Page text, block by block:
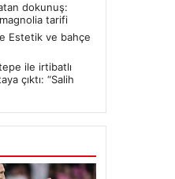
dokunuş:
tarifi
Estetik ve bahçe
ile irtibatlı
çıktı: “Salih